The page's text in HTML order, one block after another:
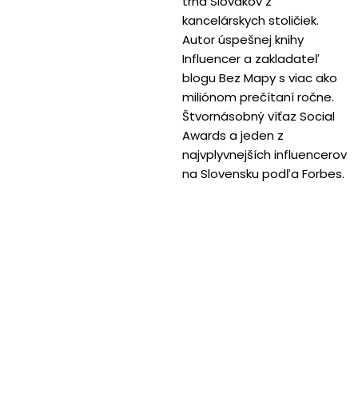
kancelárskych stoličiek.
Autor úspešnej knihy
Influencer a zakladateľ
blogu Bez Mapy s viac ako
miliónom prečítaní ročne.
Štvornásobný víťaz Social
Awards a jeden z
najvplyvnejších influencerov
na Slovensku podľa Forbes.